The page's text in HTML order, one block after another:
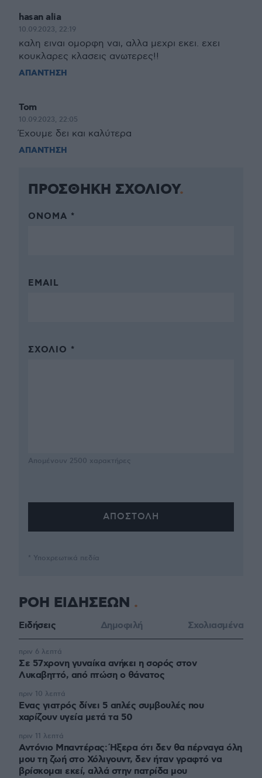
hasan alia
10.09.2023, 22:19
καλη ειναι ομορφη ναι, αλλα μεχρι εκει. εχει
κουκλαρες κλασεις ανωτερες!!
ΑΠΑΝΤΗΣΗ
Tom
10.09.2023, 22:05
Έχουμε δει και καλύτερα
ΑΠΑΝΤΗΣΗ
ΠΡΟΣΘΗΚΗ ΣΧΟΛΙΟΥ
ΌΝΟΜΑ *
EMAIL
ΣΧΌΛΙΟ *
Απομένουν 2500 χαρακτήρες
* Υποχρεωτικά πεδία
ΡΟΗ ΕΙΔΗΣΕΩΝ
Ειδήσεις Δημοφιλή Σχολιασμένα
Σε 57χρονη γυναίκα ανήκει η σορός στον
Λυκαβηττό, από πτώση ο θάνατος
πριν 6 λεπτά
Ένας γιατρός δίνει 5 απλές συμβουλές που
χαρίζουν υγεία μετά τα 50
πριν 10 λεπτά
Αντόνιο Μπαντέρας: Ήξερα ότι δεν θα πέρναγα όλη
μου τη ζωή στο Χόλιγουντ, δεν ήταν γραφτό να
βρίσκομαι εκεί, αλλά στην πατρίδα μου
πριν 11 λεπτά